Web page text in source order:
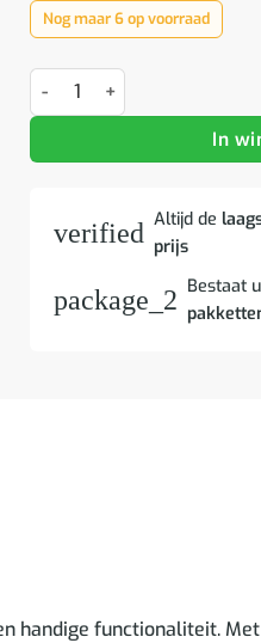
Nog maar 6 op voorraad
Hoge kast 2 pcs Oud Hout
In
verified Altijd de
prijs
package_2 Bestaat
handige functionaliteit.